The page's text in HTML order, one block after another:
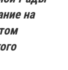
на